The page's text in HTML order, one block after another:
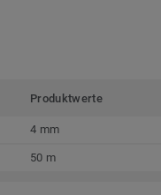
Produktwerte
4 mm
50 m